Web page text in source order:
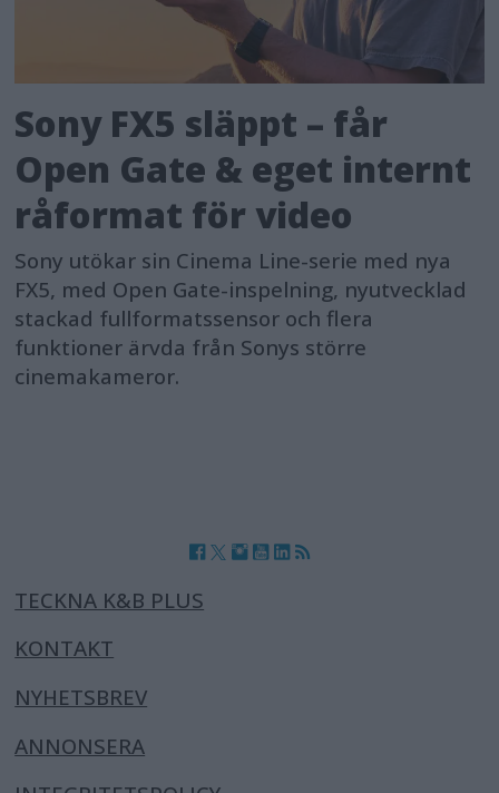
Sony FX5 släppt – får
Open Gate & eget internt
råformat för video
Sony utökar sin Cinema Line-serie med nya
FX5, med Open Gate-inspelning, nyutvecklad
stackad fullformatssensor och flera
funktioner ärvda från Sonys större
cinemakameror.
TECKNA K&B PLUS
KONTAKT
NYHETSBREV
ANNONSERA